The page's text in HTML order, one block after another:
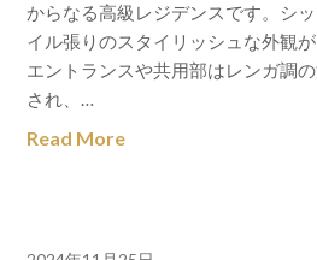
からなる高級レジデンスです。シ
イル張りのスタイリッシュな外観
エントランスや共用部はレンガ調
され、…
Read More